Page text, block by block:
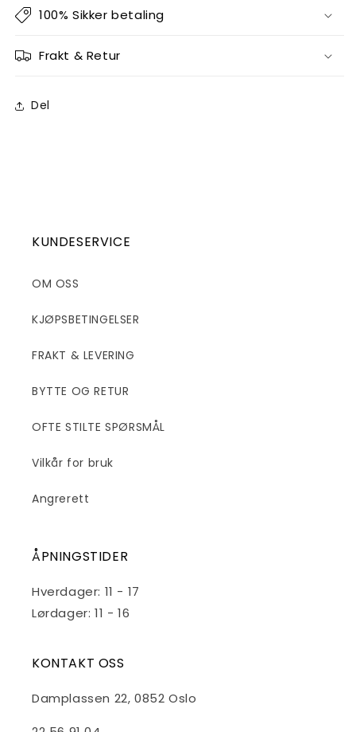
100% Sikker betaling
Frakt & Retur
Del
KUNDESERVICE
OM OSS
KJØPSBETINGELSER
FRAKT & LEVERING
BYTTE OG RETUR
OFTE STILTE SPØRSMÅL
Vilkår for bruk
Angrerett
ÅPNINGSTIDER
Hverdager: 11 - 17
Lørdager: 11 - 16
KONTAKT OSS
Damplassen 22, 0852 Oslo